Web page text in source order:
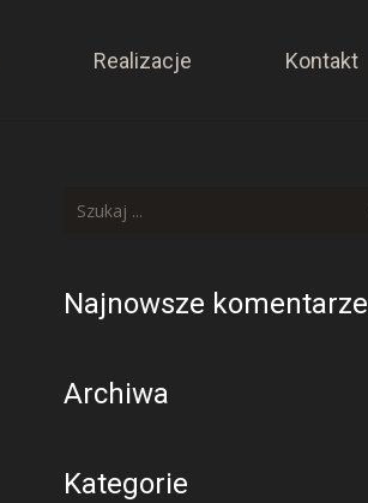
Realizacje Kontakt
Najnowsze komentarze
Archiwa
Kategorie